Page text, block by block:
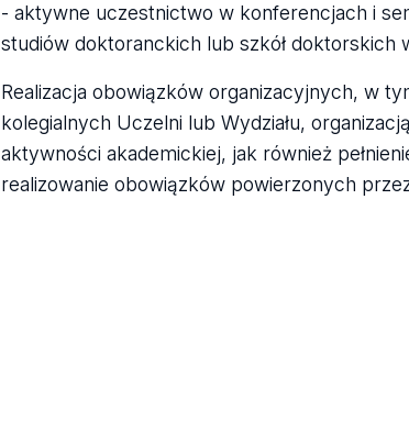
- aktywne uczestnictwo w konferencjach i
studiów doktoranckich lub szkół doktorskich
Realizacja obowiązków organizacyjnych, w
kolegialnych Uczelni lub Wydziału,
aktywności akademickiej, jak również
realizowanie obowiązków powierzonych